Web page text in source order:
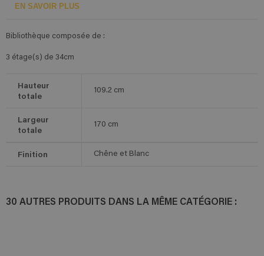
EN SAVOIR PLUS
Bibliothèque composée de :
3 étage(s) de 34cm
Hauteur
totale
109.2 cm
Largeur
totale
170 cm
Finition Chêne et Blanc
30 AUTRES PRODUITS DANS LA MÊME CATÉGORIE :